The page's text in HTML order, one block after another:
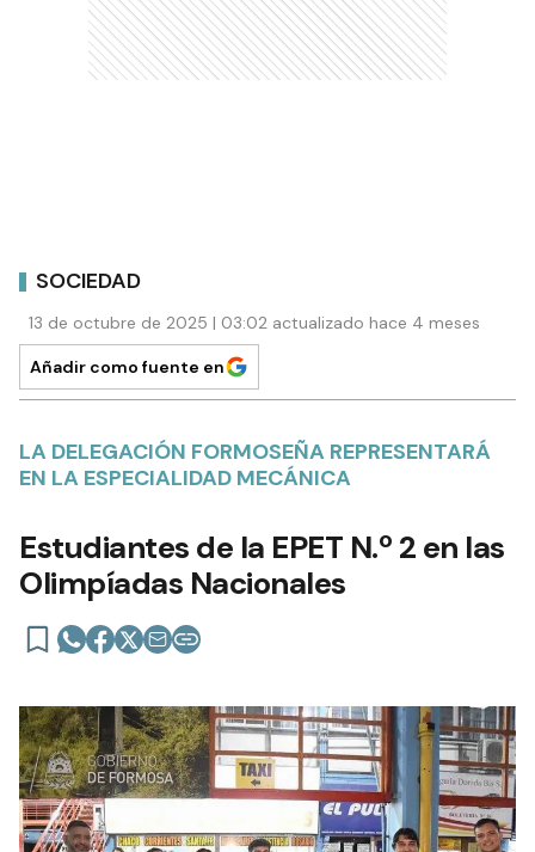
SOCIEDAD
13 de octubre de 2025 | 03:02 actualizado hace 4 meses
Añadir como fuente en
LA DELEGACIÓN FORMOSEÑA REPRESENTARÁ
EN LA ESPECIALIDAD MECÁNICA
Estudiantes de la EPET N.º 2 en las
Olimpíadas Nacionales